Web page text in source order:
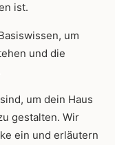
ist.
um
und die
um dein Haus
gestalten. Wir
ein und erläutern